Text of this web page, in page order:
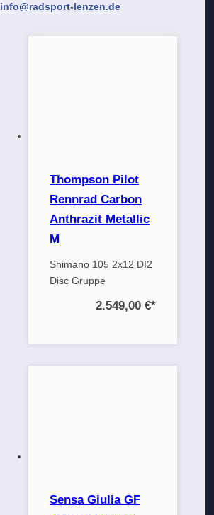
info@radsport-lenzen.de
Thompson Pilot
Rennrad Carbon
Anthrazit Metallic
M
Shimano 105 2x12 DI2
Disc Gruppe
2.549,00 €*
Sensa Giulia GF